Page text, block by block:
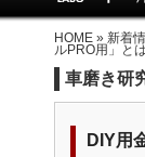
HOME » 新着
ルPRO用」と
車磨き研
DIY用